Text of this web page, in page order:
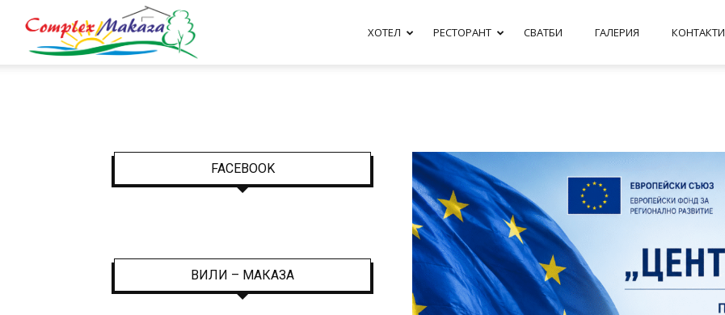
,
ХОТЕЛ РЕСТОРАНТ СВАТБИ ГАЛЕРИЯ КОНТАКТИ
FACEBOOK
ВИЛИ – МАКАЗА